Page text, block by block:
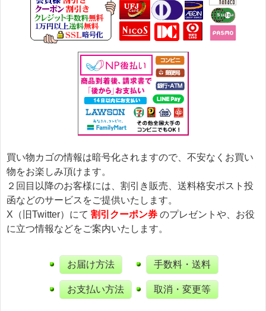
買い物カゴの情報は暗号化されますので、不安なくお買い
物をお楽しみ頂けます。
２回目以降のお客様には、割引き販売、送料格安ポスト投
函などのサービスをご提供いたします。
X（旧Twitter）にて 割引クーポン券 のプレゼントや、お役
に立つ情報などをご案内いたします。
お届け方法
お支払い方法
手数料・送料
取消・変更等